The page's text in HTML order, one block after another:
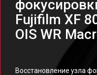
Fujifilm XF
OIS WR
Восстановление узла